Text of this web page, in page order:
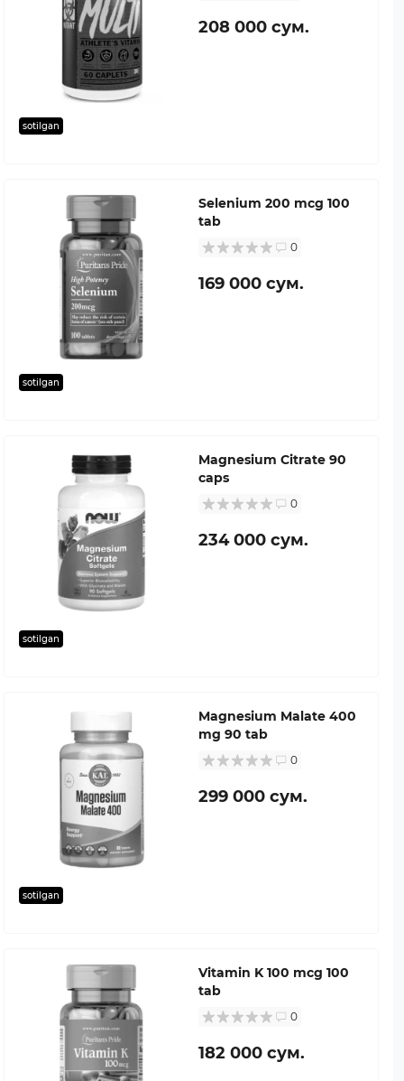
sotilgan
208 000 сум.
sotilgan
Selenium 200 mcg 100
tab
0
169 000 сум.
sotilgan
Magnesium Citrate 90
caps
0
234 000 сум.
sotilgan
Magnesium Malate 400
mg 90 tab
0
299 000 сум.
Vitamin K 100 mcg 100
tab
0
182 000 сум.